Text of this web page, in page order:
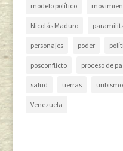
modelo político
Nicolás Maduro
personajes poder
posconflicto proceso de
salud tierras uribismo
Venezuela